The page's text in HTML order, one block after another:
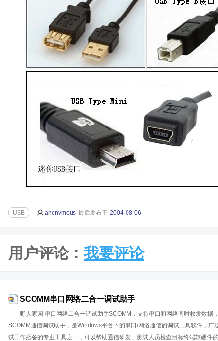
USB anonymous 最后发布于 2004-08-06
用户评论： 我要评论
SCOMM串口网络二合一调试助手
野人家园 串口网络二合一调试助手SCOMM，支持串口和网络同时收发数
SCOMM通信调试助手，是Windows平台下的串口/网络通信的调试工具软件，
试工作必备的专业工具之一，可以帮助通信研发、测试人员检查目标终端软硬